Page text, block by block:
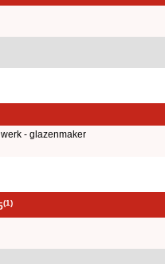
- glazenmaker
(1)